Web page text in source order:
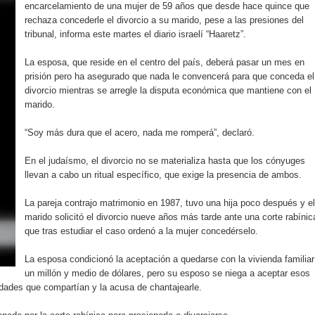
retos y oportunidades del sistema financiero nacional
impulsada por la franquicia dominicana más taquillera del
como vicepresidenta ejecutiva de Fiduciaria Reservas
de Oficina Regional Este en La Romana
para emprendedoras en la segunda edición del Summit
artística con nuevo álbum, renovación de su equipo y
unen al regreso de Pavel Núñez y su “Bipolarband” a Hard
Banreservas seguirá impulsando la seguridad alimentaria
encarcelamiento de una mujer de 59 años que desde hace quince que
rechaza concederle el divorcio a su marido, pese a las presiones del
tribunal, informa este martes el diario israelí “Haaretz”.
La esposa, que reside en el centro del país, deberá pasar un mes en
prisión pero ha asegurado que nada le convencerá para que conceda el
divorcio mientras se arregle la disputa económica que mantiene con el
marido.
“Soy más dura que el acero, nada me romperá”, declaró.
En el judaísmo, el divorcio no se materializa hasta que los cónyuges
llevan a cabo un ritual específico, que exige la presencia de ambos.
La pareja contrajo matrimonio en 1987, tuvo una hija poco después y el
marido solicitó el divorcio nueve años más tarde ante una corte
que tras estudiar el caso ordenó a la mujer concedérselo.
La esposa condicionó la aceptación a quedarse con la vivienda
un millón y medio de dólares, pero su esposo se niega a aceptar esos
que compartían y la acusa de chantajearle.